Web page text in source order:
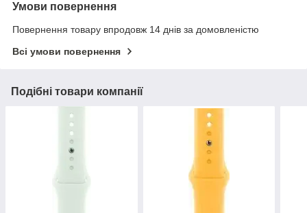
Умови повернення
Повернення товару впродовж 14 днів за домовленістю
Всі умови повернення
Подібні товари компанії